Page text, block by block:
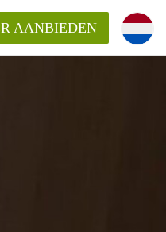
AANBIEDEN